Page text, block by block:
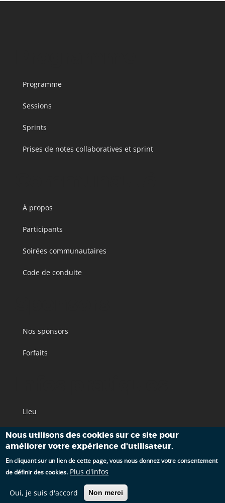
Nous utilisons des cookies sur ce site pour
améliorer votre expérience d'utilisateur.
En cliquant sur un lien de cette page, vous nous donnez votre consentement
de définir des cookies. Plus d'infos
Oui, je suis d'accord Non merci
Programme
Sessions
Sprints
Prises de notes collaboratives et sprint
À propos
Participants
Soirées communautaires
Code de conduite
Nos sponsors
Forfaits
Lieu
Accès